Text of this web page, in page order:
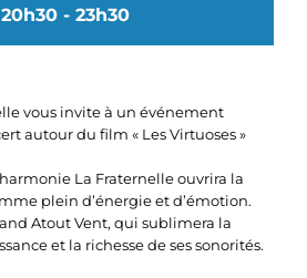
- 23h30
vous invite à un événement
autour du film « Les Virtuoses »
La Fraternelle ouvrira la
plein d’énergie et d’émotion.
Atout Vent, qui sublimera la
et la richesse de ses sonorités.